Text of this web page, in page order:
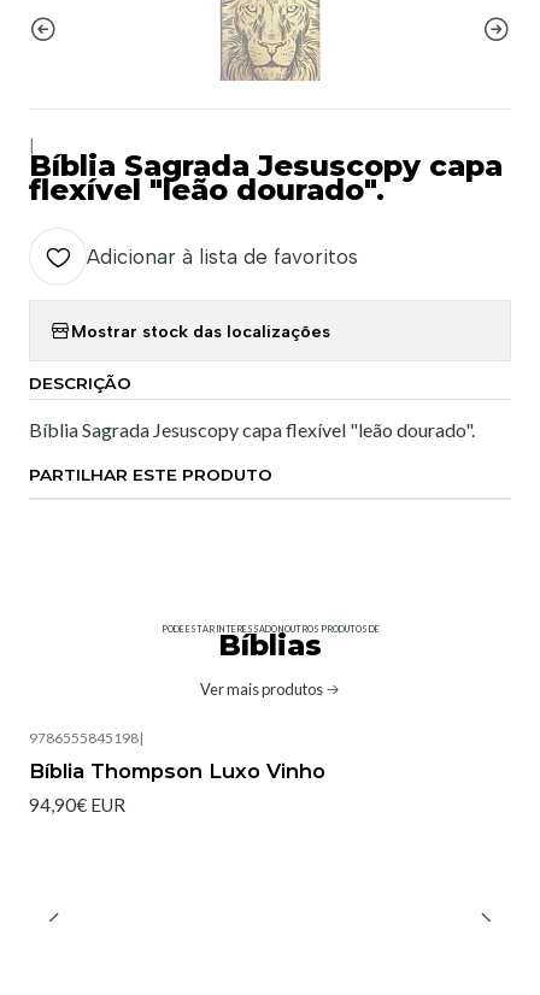
Bíblia Sagrada Jesuscopy capa
flexível "leão dourado".
Adicionar à lista de favoritos
Mostrar stock das localizações
DESCRIÇÃO
Bíblia Sagrada Jesuscopy capa flexível "leão dourado".
PARTILHAR ESTE PRODUTO
PODE ESTAR INTERESSADO NOUTROS PRODUTOS DE
Bíblias
Ver mais produtos
9786555845198|
Bíblia Thompson Luxo Vinho
94,90€ EUR